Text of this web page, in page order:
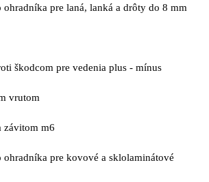
pre laná, lanká a drôty do 8 mm
škodcom pre vedenia plus - mínus
vrutom
závitom m6
pre kovové a sklolaminátové